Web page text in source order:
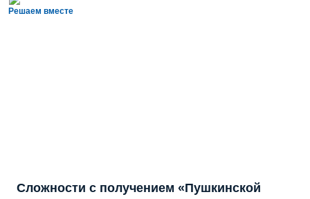
Решаем вместе
Сложности с получением «Пушкинской